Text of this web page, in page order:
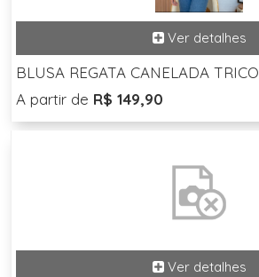
BLUSA REGATA CANELADA TRICO
A partir de R$ 149,90